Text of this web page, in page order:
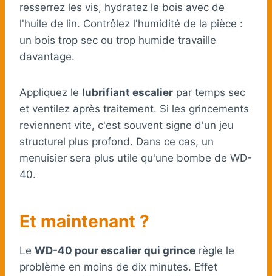
resserrez les vis, hydratez le bois avec de
l'huile de lin. Contrôlez l'humidité de la pièce :
un bois trop sec ou trop humide travaille
davantage.
Appliquez le lubrifiant escalier par temps sec
et ventilez après traitement. Si les grincements
reviennent vite, c'est souvent signe d'un jeu
structurel plus profond. Dans ce cas, un
menuisier sera plus utile qu'une bombe de WD-
40.
Et maintenant ?
Le WD-40 pour escalier qui grince règle le
problème en moins de dix minutes. Effet